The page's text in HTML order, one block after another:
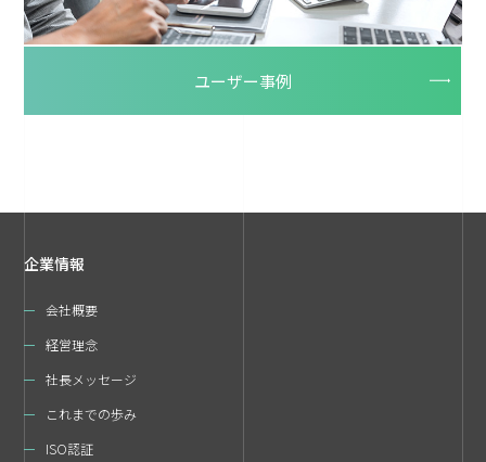
ユーザー事例
企業情報
会社概要
経営理念
社長メッセージ
これまでの歩み
ISO認証